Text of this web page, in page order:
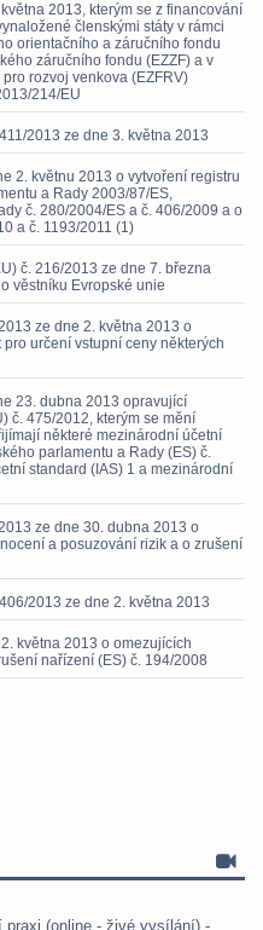
2013, kterým se z financování
členskými státy v rámci
orientačního a záručního fondu
záručního fondu (EZZF) a v
rozvoj venkova (EZFRV)
214/EU
2013 ze dne 3. května 2013
2. květnu 2013 o vytvoření registru
a Rady 2003/87/ES,
č. 280/2004/ES a č. 406/2009 a o
a č. 1193/2011 (1)
č. 216/2013 ze dne 7. března
věstníku Evropské unie
ze dne 2. května 2013 o
určení vstupní ceny některých
23. dubna 2013 opravující
č. 475/2012, kterým se mění
některé mezinárodní účetní
parlamentu a Rady (ES) č.
standard (IAS) 1 a mezinárodní
ze dne 30. dubna 2013 o
a posuzování rizik a o zrušení
2013 ze dne 2. května 2013
května 2013 o omezujících
nařízení (ES) č. 194/2008
praxi (online - živé vysílání) -